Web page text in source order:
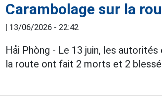
Carambolage sur la
13/06/2026 - 22:42
Hải Phòng - Le 13 juin, les autorités
la route ont fait 2 morts et 2